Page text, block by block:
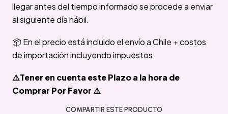
llegar antes del tiempo informado se procede a enviar
al siguiente día hábil.
📦 En el precio está incluido el envío a Chile + costos
de importación incluyendo impuestos.
⚠️Tener en cuenta este Plazo a la hora de
Comprar Por Favor ⚠️
COMPARTIR ESTE PRODUCTO